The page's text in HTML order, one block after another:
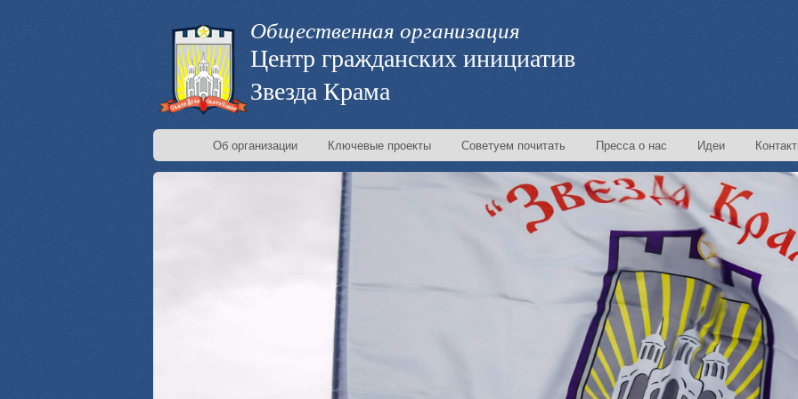
Общественная организация
Центр гражданских инициатив
Звезда Крама
Об организации Ключевые проекты Советуем почитать Пресса о нас Идеи